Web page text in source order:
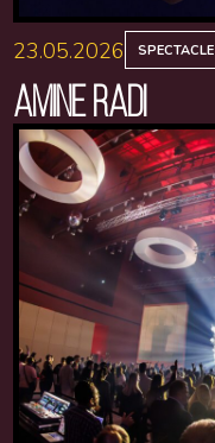
23.05.2026 SPECTACLE
AMINE RADI